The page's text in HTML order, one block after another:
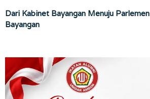
Dari Kabinet Bayangan Menuju Parlemen
Bayangan